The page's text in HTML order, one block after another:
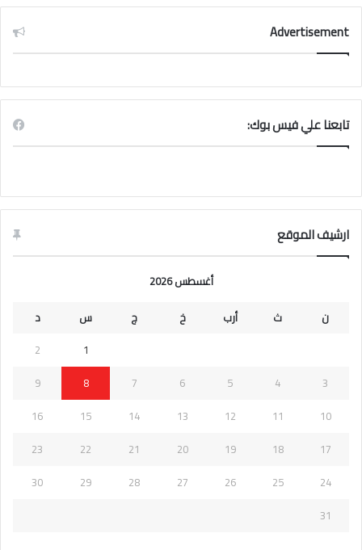
Advertisement
تابعنا علي فيس بوك:
ارشيف الموقع
أغسطس 2026
ن
ث أرب خ ج س
د
1
2
3
4
5
6
7
8
9
10
11
12
13
14
15
16
17
18
19
20
21
22
23
24
25
26
27
28
29
30
31